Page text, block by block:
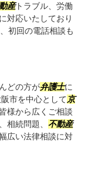
産トラブル、労働
対応いたしており
初回の電話相談も
どの方が弁護士に
市を中心として京
様から広くご相談
相続問題、 不動産
広い法律相談に対